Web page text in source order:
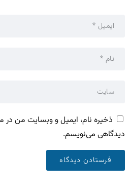
ذخیره نام، ایمیل و وبسایت من در
دیدگاهی می‌نویسم.